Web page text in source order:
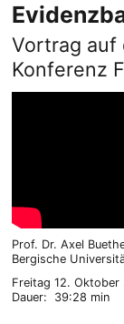
Vortrag auf
Konferenz
Prof. Dr. Axel
Bergische
Freitag 12. Oktober
Dauer: 39:28 min